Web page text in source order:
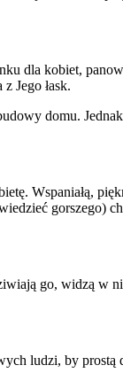
dla kobiet,
Jego łask.
domu.
Wspaniałą,
gorszego)
go, widzą w
ludzi, by